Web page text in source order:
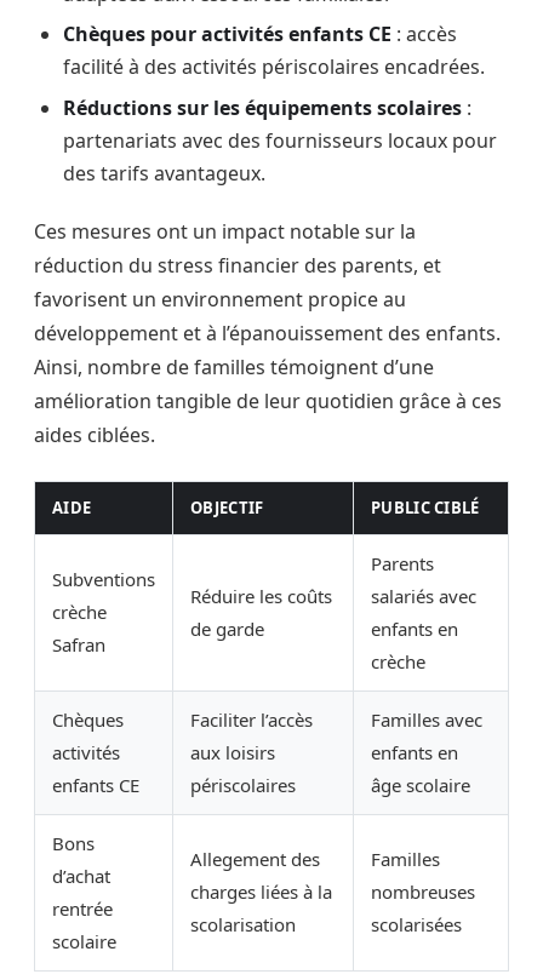
Chèques pour activités enfants CE : accès
facilité à des activités périscolaires encadrées.
Réductions sur les équipements scolaires :
partenariats avec des fournisseurs locaux pour
des tarifs avantageux.
Ces mesures ont un impact notable sur la
réduction du stress financier des parents, et
favorisent un environnement propice au
développement et à l’épanouissement des enfants.
Ainsi, nombre de familles témoignent d’une
amélioration tangible de leur quotidien grâce à ces
aides ciblées.
AIDE OBJECTIF PUBLIC CIBLÉ
Subventions
crèche
Safran
Réduire les coûts
de garde
Parents
salariés avec
enfants en
crèche
Chèques
activités
enfants CE
Faciliter l’accès
aux loisirs
périscolaires
Familles avec
enfants en
âge scolaire
Bons
d’achat
rentrée
scolaire
Allegement des
charges liées à la
scolarisation
Familles
nombreuses
scolarisées